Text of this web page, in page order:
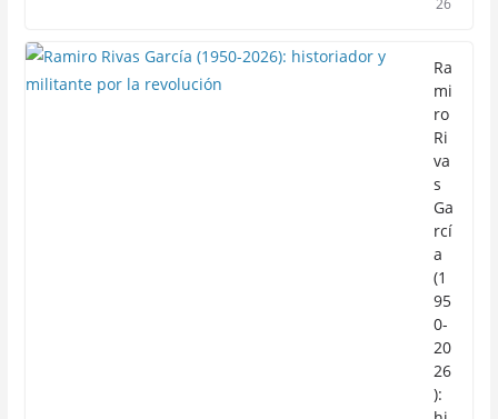
26
Ra
mi
ro
Ri
va
s
Ga
rcí
a
(1
95
0-
20
26
):